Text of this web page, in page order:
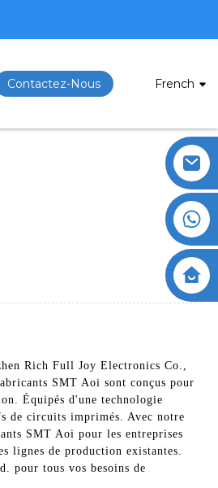
Contactez-Nous French
Rich Full Joy Electronics Co.,
SMT Aoi sont conçus pour
Équipés d'une technologie
de circuits imprimés. Avec notre
SMT Aoi pour les entreprises
lignes de production existantes.
pour tous vos besoins de